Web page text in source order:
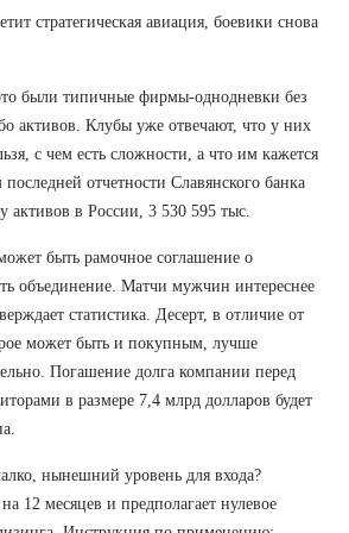
стратегическая авиация, боевики снова
были типичные фирмы-однодневки без
активов. Клубы уже отвечают, что у них
с чем есть сложности, а что им кажется
отчетности Славянского банка
активов в России, 3 530 595 тыс.
быть рамочное соглашение о
объединение. Матчи мужчин интереснее
статистика. Десерт, в отличие от
может быть и покупным, лучше
Погашение долга компании перед
в размере 7,4 млрд долларов будет
нынешний уровень для входа?
12 месяцев и предполагает нулевое